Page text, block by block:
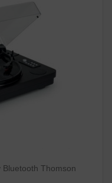
Bluetooth Thomson